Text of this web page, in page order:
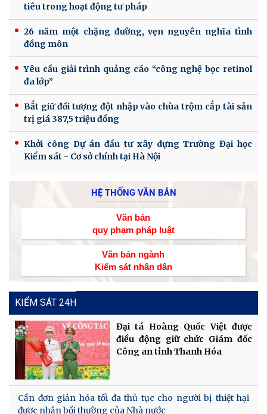
tiêu trong hoạt động tư pháp
26 năm một chặng đường, vẹn nguyên nghĩa tình
đồng môn
Yêu cầu giải trình quảng cáo “công nghệ bọc retinol
đa lớp”
Bắt giữ đối tượng đột nhập vào chùa trộm cắp tài sản
trị giá 387,5 triệu đồng
Khởi công Dự án đầu tư xây dựng Trường Đại học
Kiểm sát - Cơ sở chính tại Hà Nội
HỆ THỐNG VĂN BẢN
Văn bản
quy phạm pháp luật
Văn bản ngành
Kiểm sát nhân dân
KIỂM SÁT 24H
Đại tá Hoàng Quốc Việt được
điều động giữ chức Giám đốc
Công an tỉnh Thanh Hóa
Cần đơn giản hóa tối đa thủ tục cho người bị thiệt hại
được nhận bồi thường của Nhà nước